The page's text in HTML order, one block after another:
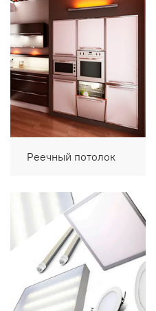
Реечный потолок